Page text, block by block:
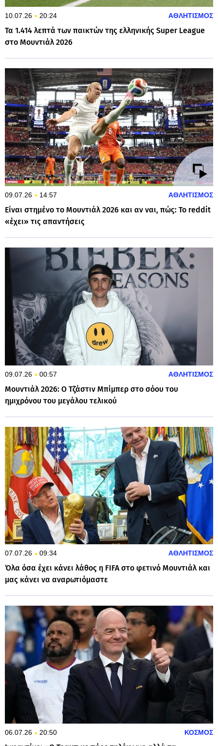
10.07.26 20:24 ΑΘΛΗΤΙΣΜΟΣ
Τα 1.414 λεπτά των παικτών της ελληνικής Super League
στο Μουντιάλ 2026
09.07.26 14:57 ΑΘΛΗΤΙΣΜΟΣ
Είναι στημένο το Μουντιάλ 2026 και αν ναι, πώς: Το reddit
«έχει» τις απαντήσεις
09.07.26 00:57 ΑΘΛΗΤΙΣΜΟΣ
Μουντιάλ 2026: Ο Τζάστιν Μπίμπερ στο σόου του
ημιχρόνου του μεγάλου τελικού
07.07.26 09:34 ΑΘΛΗΤΙΣΜΟΣ
Όλα όσα έχει κάνει λάθος η FIFA στο φετινό Μουντιάλ και
μας κάνει να αναρωτιόμαστε
06.07.26 20:50 ΚΟΣΜΟΣ